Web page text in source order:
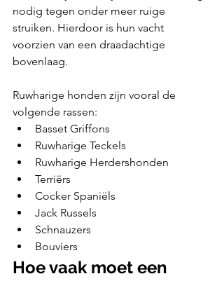
nodig tegen onder meer ruige
struiken. Hierdoor is hun vacht
voorzien van een draadachtige
bovenlaag.
Ruwharige honden zijn vooral de
volgende rassen:
Basset Griffons
Ruwharige Teckels
Ruwharige Herdershonden
Terriërs
Cocker Spaniëls
Jack Russels
Schnauzers
Bouviers
Hoe vaak moet een